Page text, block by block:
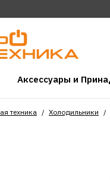
Аксессуары и
техника Холодильники